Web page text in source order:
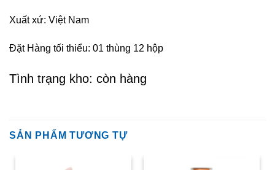
Xuất xứ: Việt Nam
Đặt Hàng tối thiểu: 01 thùng 12 hộp
Tình trạng kho: còn hàng
SẢN PHẨM TƯƠNG TỰ